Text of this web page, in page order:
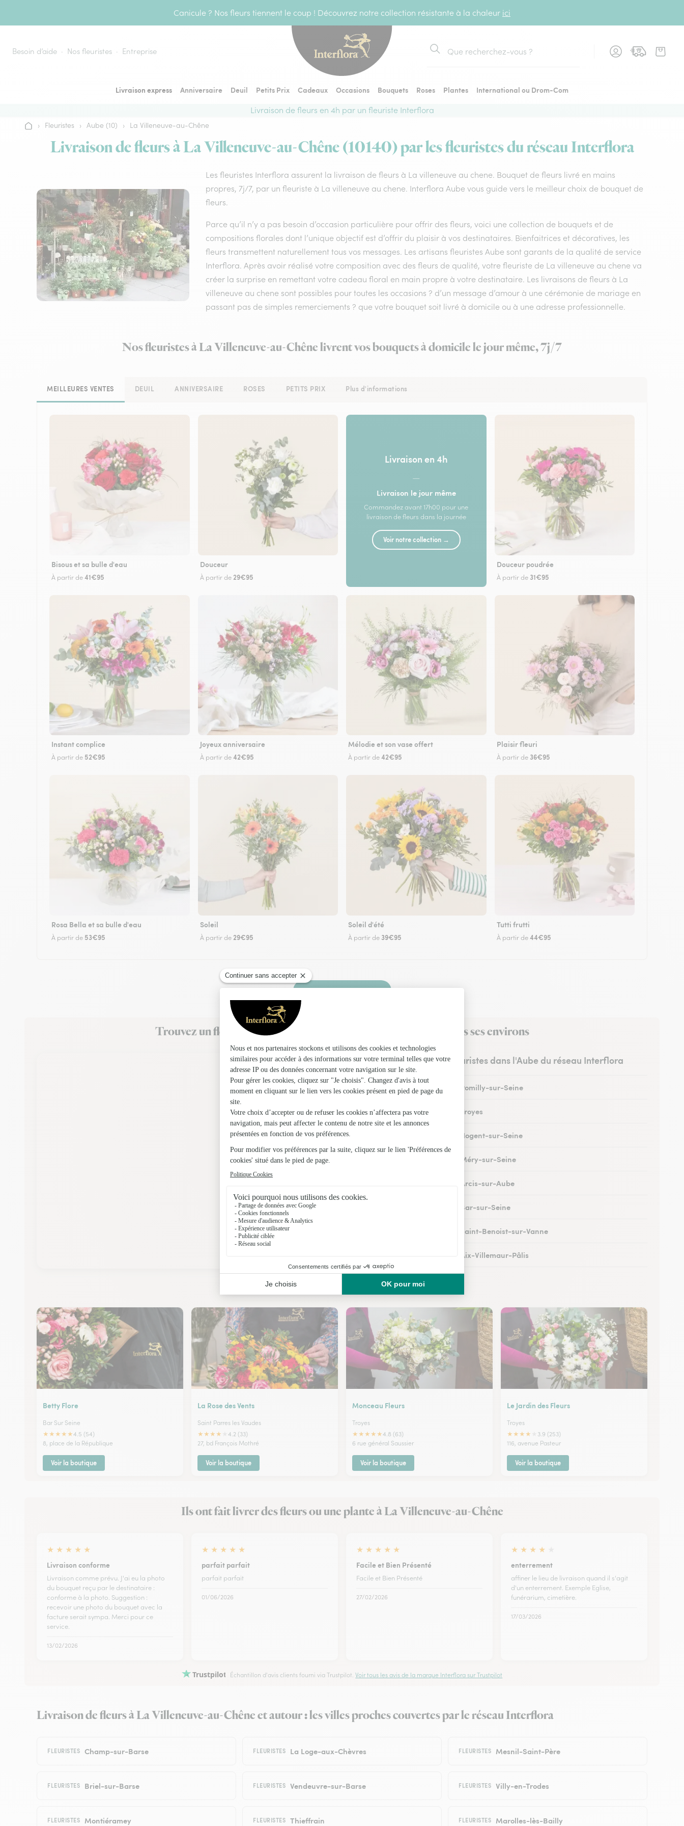
Canicule ? Nos fleurs tiennent le coup ! Découvrez notre collection résistante à la chaleur ici
Besoin d’aide Nos fleuristes Entreprise
Rechercher
Livraison express Anniversaire Deuil Petits Prix Cadeaux Occasions Bouquets Roses Plantes
International ou Drom-Com
Livraison de fleurs en 4h par un fleuriste Interflora
Accueil
› Fleuristes › Aube (10) › La Villeneuve-au-Chêne
Livraison de fleurs à La Villeneuve-au-Chêne (10140) par les fleuristes du réseau Interflora
Les fleuristes Interflora assurent la livraison de fleurs à La villeneuve au chene. Bouquet de fleurs livré en mains
propres, 7j/7, par un fleuriste à La villeneuve au chene. Interflora Aube vous guide vers le meilleur choix de bouquet de
fleurs.
Parce qu’il n’y a pas besoin d’occasion particulière pour offrir des fleurs, voici une collection de bouquets et de
compositions florales dont l’unique objectif est d’offrir du plaisir à vos destinataires. Bienfaitrices et décoratives, les
fleurs transmettent naturellement tous vos messages. Les artisans fleuristes Aube sont garants de la qualité de service
Interflora. Après avoir réalisé votre composition avec des fleurs de qualité, votre fleuriste de La villeneuve au chene va
créer la surprise en remettant votre cadeau floral en main propre à votre destinataire. Les livraisons de fleurs à La
villeneuve au chene sont possibles pour toutes les occasions ? d’un message d’amour à une cérémonie de mariage en
passant pas de simples remerciements ? que votre bouquet soit livré à domicile ou à une adresse professionnelle.
Nos fleuristes à La Villeneuve-au-Chêne livrent vos bouquets à domicile le jour même, 7j/7
MEILLEURES VENTES DEUIL ANNIVERSAIRE ROSES PETITS PRIX Plus d'informations
Bisous et sa bulle d'eau
À partir de41€95
Douceur
À partir de 29€95
Livraison en 4h
—
Livraison le jour même
Commandez avant 17h00 pour une
livraison de fleurs dans la journée
Voir notre collection →
Douceur poudrée
À partir de 31€95
Instant complice
À partir de 52€95
Joyeux anniversaire
À partir de42€95
Mélodie et son vase offert
À partir de42€95
Plaisir fleuri
À partir de 36€95
Rosa Bella et sa bulle d'eau
À partir de 53€95
Soleil
À partir de 29€95
Soleil d'été
À partir de 39€95
Tutti frutti
À partir de44€95
Faire livrer des fleurs
Trouvez un fleuriste Interflora à La Villeneuve-au-Chêne et dans ses environs
Les fleuristes dans l'Aube du réseau Interflora
Fleuristes à Romilly-sur-Seine
Fleuristes à Troyes
Fleuristes à Nogent-sur-Seine
Fleuristes à Méry-sur-Seine
Fleuristes à Arcis-sur-Aube
Fleuristes à Bar-sur-Seine
Fleuristes à Saint-Benoist-sur-Vanne
Fleuristes à Aix-Villemaur-Pâlis
Nos fleuristes à La Villeneuve-au-Chêne
Betty Flore
Bar Sur Seine
★★★★★4.5 (54)
8, place de la République
Voir la boutique
La Rose des Vents
Saint Parres les Vaudes
★★★★
4.2 (33)
27, bd François Mothré
Voir la boutique
Monceau Fleurs
Troyes
★★★★★4.8 (63)
6 rue général Saussier
Voir la boutique
Le Jardin des Fleurs
Troyes
★★★★
3.9 (253)
116, avenue Pasteur
Voir la boutique
Ils ont fait livrer des fleurs ou une plante à La Villeneuve-au-Chêne
★ ★ ★ ★ ★
Livraison conforme
Livraison comme prévu. J'ai eu la photo
du bouquet reçu par le destinataire :
conforme à la photo. Suggestion :
recevoir une photo du bouquet avec la
facture serait sympa. Merci pour ce
service.
13/02/2026
★ ★ ★ ★ ★
parfait parfait
parfait parfait
01/06/2026
★ ★ ★ ★ ★
Facile et Bien Présenté
Facile et Bien Présenté
27/02/2026
★ ★ ★ ★
enterrement
affiner le lieu de livraison quand il s'agit
d'un enterrement. Exemple Eglise,
funérarium, cimetière.
17/03/2026
Trustpilot Échantillon d'avis clients fourni via Trustpilot.Voir tous les avis de la marque Interflora sur Trustpilot
Livraison de fleurs à La Villeneuve-au-Chêne et autour : les villes proches couvertes par le réseau Interflora
FLEURISTES Champ-sur-Barse FLEURISTES La Loge-aux-Chèvres FLEURISTES Mesnil-Saint-Père
FLEURISTES Briel-sur-Barse FLEURISTES Vendeuvre-sur-Barse FLEURISTES Villy-en-Trodes
FLEURISTES Montiéramey FLEURISTES Thieffrain FLEURISTES Marolles-lès-Bailly